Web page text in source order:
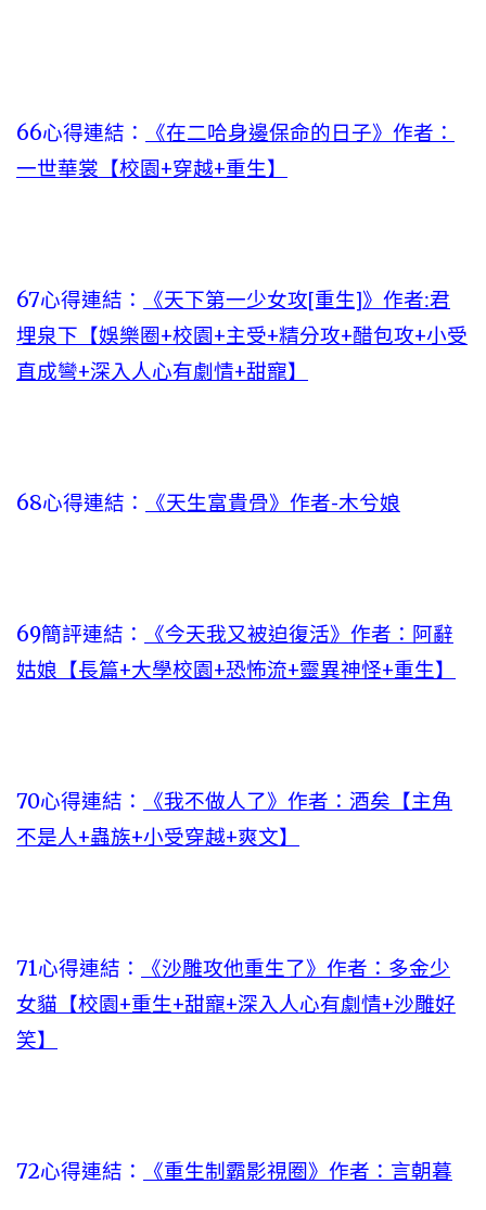
66心得連結：
《在二哈身邊保命的日子》作者：
一世華裳【校園+穿越+重生】
67心得連結：
《天下第一少女攻[重生]》作者:君
埋泉下【娛樂圈+校園+主受+精分攻+醋包攻+小受
直成彎+深入人心有劇情+甜寵】
68心得連結： 《天生富貴骨》作者-木兮娘
69簡評連結：
《今天我又被迫復活》作者：阿辭
姑娘【長篇+大學校園+恐怖流+靈異神怪+重生】
70心得連結：
《我不做人了》作者：酒矣【主角
不是人+蟲族+小受穿越+爽文】
71心得連結：
《沙雕攻他重生了》作者：多金少
女貓【校園+重生+甜寵+深入人心有劇情+沙雕好
笑】
72心得連結： 《重生制霸影視圈》作者：言朝暮